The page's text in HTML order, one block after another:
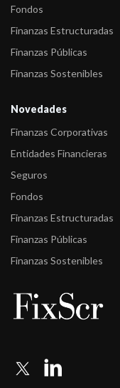
Fondos
Finanzas Estructuradas
Finanzas Públicas
Finanzas Sostenibles
Novedades
Finanzas Corporativas
Entidades Financieras
Seguros
Fondos
Finanzas Estructuradas
Finanzas Públicas
Finanzas Sostenibles